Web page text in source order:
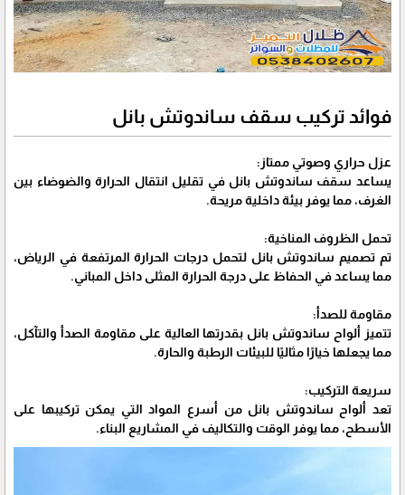
فوائد تركيب سقف ساندوتش بانل
عزل حراري وصوتي ممتاز:
يساعد سقف ساندوتش بانل في تقليل انتقال الحرارة والضوضاء بين
الغرف، مما يوفر بيئة داخلية مريحة.
تحمل الظروف المناخية:
تم تصميم ساندوتش بانل لتحمل درجات الحرارة المرتفعة في الرياض،
مما يساعد في الحفاظ على درجة الحرارة المثلى داخل المباني.
مقاومة للصدأ:
تتميز ألواح ساندوتش بانل بقدرتها العالية على مقاومة الصدأ والتآكل،
مما يجعلها خيارًا مثاليًا للبيئات الرطبة والحارة.
سريعة التركيب:
تعد ألواح ساندوتش بانل من أسرع المواد التي يمكن تركيبها على
الأسطح، مما يوفر الوقت والتكاليف في المشاريع البناء.